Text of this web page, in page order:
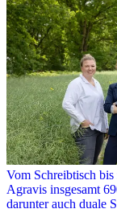
Vom Schreibtisch
Agravis insgesamt
darunter auch duale